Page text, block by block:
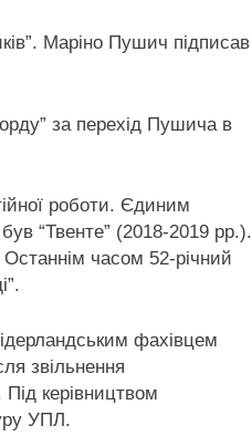
Маріно Пушич підписав
за перехід Пушича в
роботи. Єдиним
“Твенте” (2018-2019 рр.).
часом 52-річний
фахівцем
звільнення
керівництвом
УПЛ.